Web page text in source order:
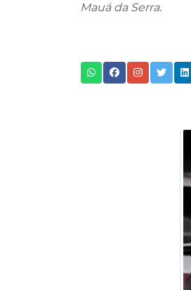
Mauá da Serra.